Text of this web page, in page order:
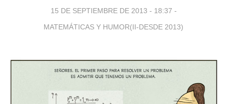
15 DE SEPTIEMBRE DE 2013 - 18:37 -
MATEMÁTICAS Y HUMOR(II-DESDE 2013)